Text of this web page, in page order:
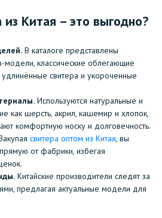
Китая – это выгодно?
В каталоге представлены
классические облегающие
свитера и укороченные
Используются натуральные и
как шерсть, акрил, кашемир и хлопок,
комфортную носку и долговечность.
свитера оптом из Китая, вы
от фабрики, избегая
Китайские производители следят за
предлагая актуальные модели для